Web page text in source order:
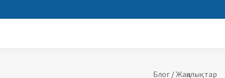
Блог/Жаңалықтар